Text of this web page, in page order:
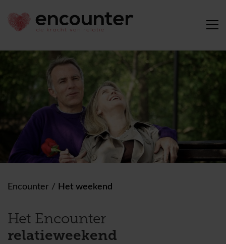
Encounter / Het weekend
Het Encounter
relatieweekend